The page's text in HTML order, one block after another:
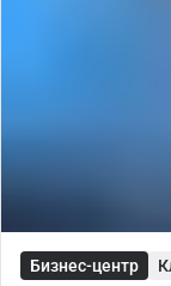
Бизнес-центр